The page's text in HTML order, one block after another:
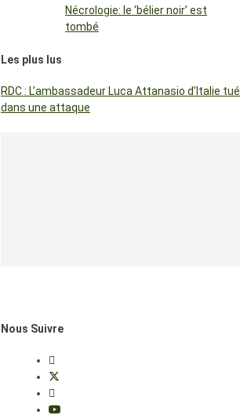
Nécrologie: le ‘bélier noir’ est
tombé
Les plus lus
RDC : L’ambassadeur Luca Attanasio d’Italie tué
dans une attaque
Nous Suivre